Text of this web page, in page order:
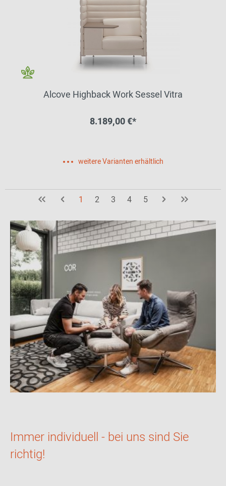
Alcove Highback Work Sessel Vitra
8.189,00 €*
weitere Varianten erhältlich
1 2 3 4 5
Immer individuell - bei uns sind Sie
richtig!